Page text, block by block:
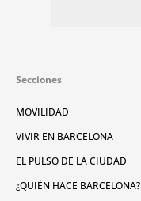
Secciones
MOVILIDAD
VIVIR EN BARCELONA
EL PULSO DE LA CIUDAD
¿QUIÉN HACE BARCELONA?